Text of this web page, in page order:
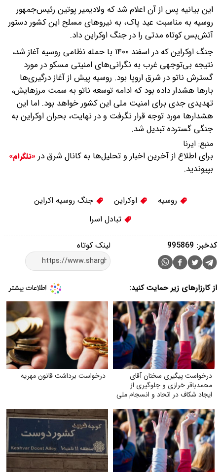
این بیانیه پس از آن اعلام شد که ولادیمیر پوتین رئیس‌جمهور
روسیه به مناسبت عید پاک، به نیروهای مسلح این کشور دستور
آتش‌بس کوتاه مدتی را در جنگ اوکراین داد.
جنگ اوکراین که در اسفند ۱۴۰۰ با حمله نظامی روسیه آغاز شد،
نتیجه بی‌توجهی غرب به نگرانی‌های امنیتی مسکو در مورد
گسترش ناتو در شرق اروپا بود. روسیه پیش از آغاز درگیری‌ها
بارها هشدار داده بود که ادامه توسعه ناتو به سمت مرزهایش،
تهدیدی جدی برای امنیت ملی این کشور خواهد بود. اما این
هشدارها مورد توجه قرار نگرفت و در نهایت، بحران اوکراین به
جنگی گسترده تبدیل شد.
منبع: ایرنا
برای اطلاع از آخرین اخبار و تحلیل‌ها به کانال شرق در «تلگرام»
بپیوندید.
روسیه اوکراین
جنگ روسیه اکراین
تبادل اسرا
لینک کوتاه کدخبر: 995869
از کارزارهای زیر حمایت کنید:
درخواست پیگیری سخنان آقای
محمدباقر خرازی و جلوگیری از
ایجاد شکاف در اتحاد و انسجام ملی
درخواست برداشت قانون مهریه